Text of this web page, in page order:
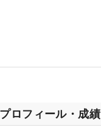
ロフィール・成績